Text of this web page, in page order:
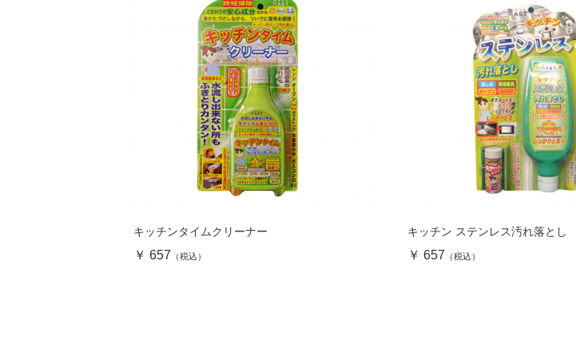
キッチンタイムクリーナー
￥ 657 （税込）
キッチン ステンレス汚れ落とし
￥ 657 （税込）